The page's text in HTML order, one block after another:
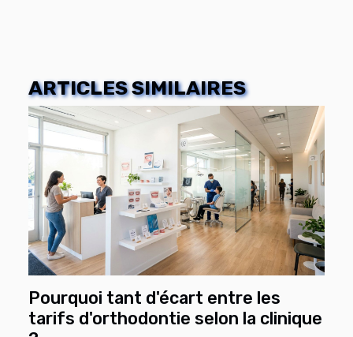
ARTICLES SIMILAIRES
Pourquoi tant d'écart entre les
tarifs d'orthodontie selon la clinique